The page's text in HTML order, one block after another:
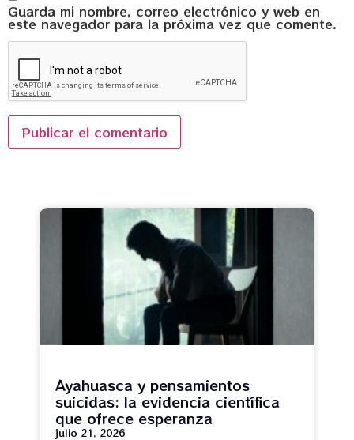
Guarda mi nombre, correo electrónico y web en
este navegador para la próxima vez que comente.
Ayahuasca y pensamientos
suicidas: la evidencia científica
que ofrece esperanza
julio 21, 2026